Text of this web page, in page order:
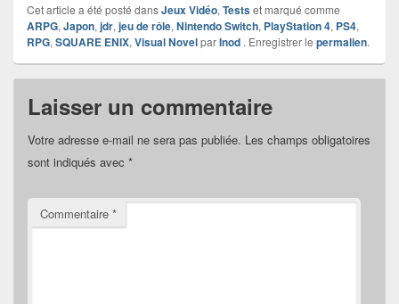
Cet article a été posté dansJeux Vidéo, Testset marqué comme
ARPG, Japon, jdr, jeu de rôle, Nintendo Switch, PlayStation 4, PS4,
RPG, SQUARE ENIX, Visual NovelparInod . Enregistrer le permalien.
Laisser un commentaire
Votre adresse e-mail ne sera pas publiée. Les champs obligatoires
sont indiqués avec *
Commentaire *